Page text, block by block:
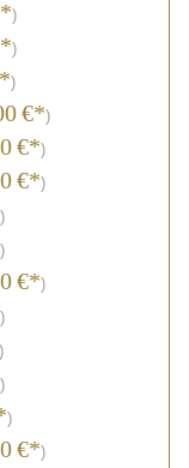
)
)
)
€*)
€*)
€*)
)
)
€*)
)
)
)
)
€*)